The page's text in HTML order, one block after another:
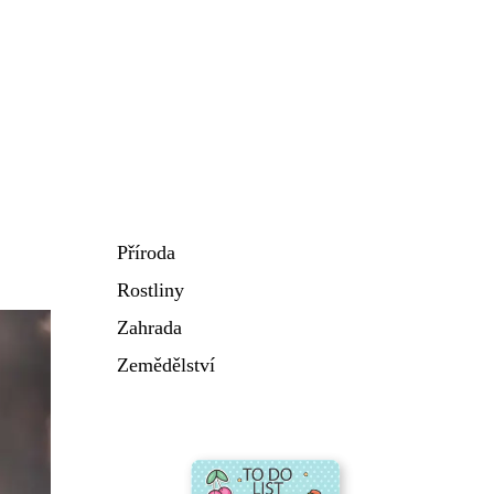
Příroda
Rostliny
Zahrada
Zemědělství